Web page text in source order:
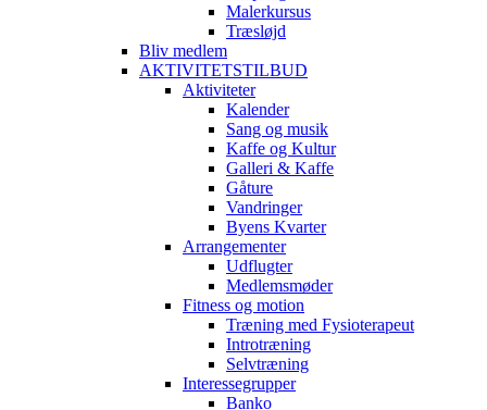
Malerkursus
Træsløjd
Bliv medlem
AKTIVITETSTILBUD
Aktiviteter
Kalender
Sang og musik
Kaffe og Kultur
Galleri & Kaffe
Gåture
Vandringer
Byens Kvarter
Arrangementer
Udflugter
Medlemsmøder
Fitness og motion
Træning med Fysioterapeut
Introtræning
Selvtræning
Interessegrupper
Banko